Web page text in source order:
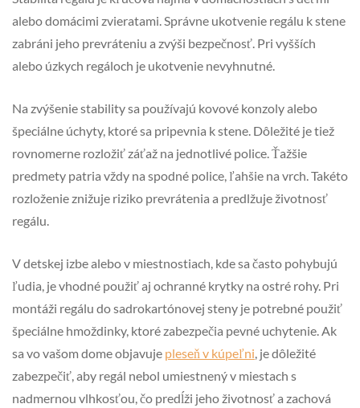
alebo domácimi zvieratami. Správne ukotvenie regálu k stene
zabráni jeho prevráteniu a zvýši bezpečnosť. Pri vyšších
alebo úzkych regáloch je ukotvenie nevyhnutné.
Na zvýšenie stability sa používajú kovové konzoly alebo
špeciálne úchyty, ktoré sa pripevnia k stene. Dôležité je tiež
rovnomerne rozložiť záťaž na jednotlivé police. Ťažšie
predmety patria vždy na spodné police, ľahšie na vrch. Takéto
rozloženie znižuje riziko prevrátenia a predlžuje životnosť
regálu.
V detskej izbe alebo v miestnostiach, kde sa často pohybujú
ľudia, je vhodné použiť aj ochranné krytky na ostré rohy. Pri
montáži regálu do sadrokartónovej steny je potrebné použiť
špeciálne hmoždinky, ktoré zabezpečia pevné uchytenie. Ak
sa vo vašom dome objavuje pleseň v kúpeľni, je dôležité
zabezpečiť, aby regál nebol umiestnený v miestach s
nadmernou vlhkosťou, čo predĺži jeho životnosť a zachová